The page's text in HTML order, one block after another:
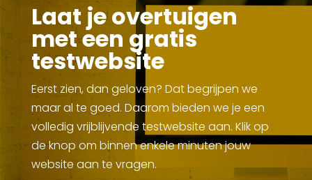
Laat je overtuigen
met een gratis
testwebsite
Eerst zien, dan geloven? Dat begrijpen we
maar al te goed. Daarom bieden we je een
volledig vrijblijvende testwebsite aan. Klik op
de knop om binnen enkele minuten jouw
website aan te vragen.